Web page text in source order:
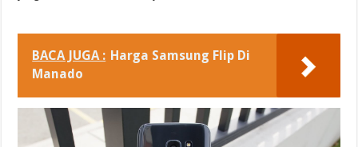
BACA JUGA : Harga Samsung Flip Di
Manado